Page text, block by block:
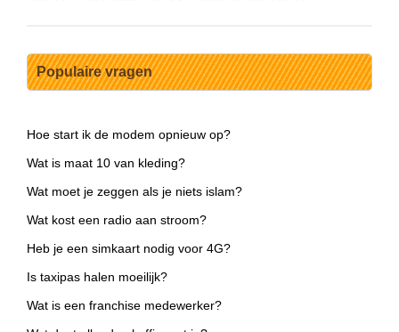
Populaire vragen
Hoe start ik de modem opnieuw op?
Wat is maat 10 van kleding?
Wat moet je zeggen als je niets islam?
Wat kost een radio aan stroom?
Heb je een simkaart nodig voor 4G?
Is taxipas halen moeilijk?
Wat is een franchise medewerker?